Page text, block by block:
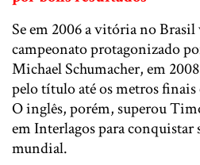
Se em 2006 a vitória no
campeonato protagonizado
Michael Schumacher, em
pelo título até os metros
O inglês, porém, superou
em Interlagos para
mundial.